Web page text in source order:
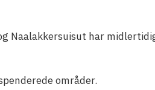
Naalakkersuisut har
områder.